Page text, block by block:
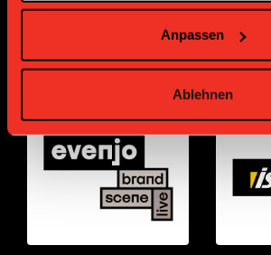
Anpassen
AblehnenSupplier